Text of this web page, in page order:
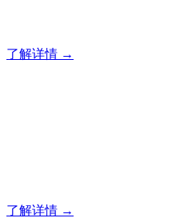
了解详情 →
了解详情 →